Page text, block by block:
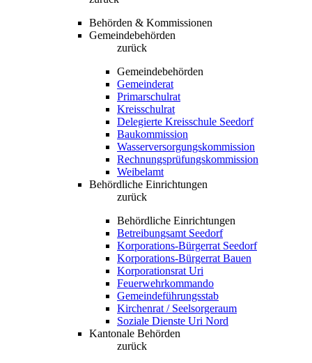
Behörden & Kommissionen
Gemeindebehörden
zurück
Gemeindebehörden
Gemeinderat
Primarschulrat
Kreisschulrat
Delegierte Kreisschule Seedorf
Baukommission
Wasserversorgungskommission
Rechnungsprüfungskommission
Weibelamt
Behördliche Einrichtungen
zurück
Behördliche Einrichtungen
Betreibungsamt Seedorf
Korporations-Bürgerrat Seedorf
Korporations-Bürgerrat Bauen
Korporationsrat Uri
Feuerwehrkommando
Gemeindeführungsstab
Kirchenrat / Seelsorgeraum
Soziale Dienste Uri Nord
Kantonale Behörden
zurück